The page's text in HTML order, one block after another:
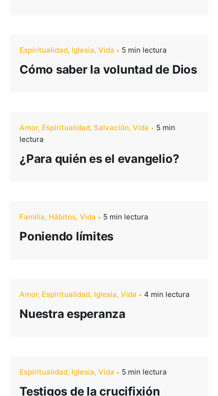
Espiritualidad Iglesia Vida 5 min lectura
Cómo saber la voluntad de Dios
Amor Espiritualidad Salvación Vida
5 min
lectura
¿Para quién es el evangelio?
Familia Hábitos Vida 5 min lectura
Poniendo límites
Amor Espiritualidad Iglesia Vida 4 min lectura
Nuestra esperanza
Espiritualidad Iglesia Vida 5 min lectura
Testigos de la crucifixión